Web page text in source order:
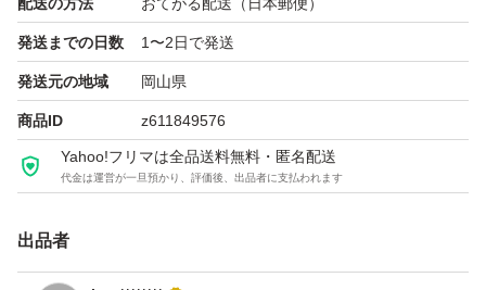
配送の方法 おてがる配送（日本郵便）
発送までの日数 1〜2日で発送
発送元の地域 岡山県
商品ID z611849576
Yahoo!フリマは全品送料無料・匿名配送
代金は運営が一旦預かり、評価後、出品者に支払われます
出品者